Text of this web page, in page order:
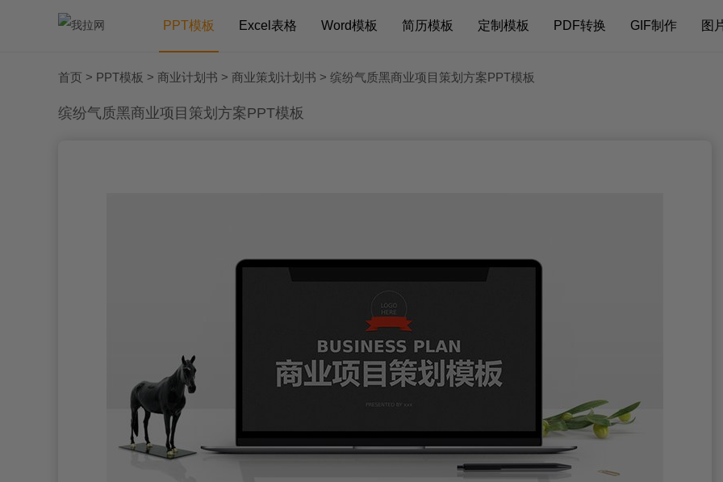
PPT模板 Excel表格 Word模板 简历模板 定制模板 PDF转换 GIF制作 图
首页 > PPT模板 > 商业计划书 > 商业策划计划书 > 缤纷气质黑商业项目策划方案PPT模板
缤纷气质黑商业项目策划方案PPT模板